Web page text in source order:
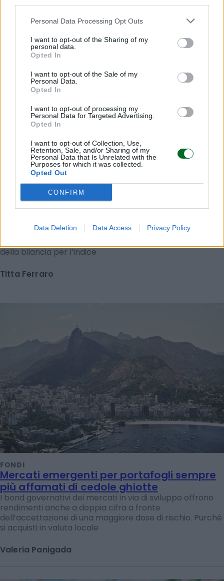
Personal Data Processing Opt Outs
I want to opt-out of the Sharing of my
personal data.
Opted In
I want to opt-out of the Sale of my
Personal Data.
Opted In
I want to opt-out of processing my
Personal Data for Targeted Advertising.
Opted In
I want to opt-out of Collection, Use,
Retention, Sale, and/or Sharing of my
Personal Data that Is Unrelated with the
Purposes for which it was collected.
Opted Out
CONFIRM
Data Deletion Data Access Privacy Policy
Marco Leardi
PIAZZA AFFARI
primato
della bilancia per l’indice
Titta Ferraro
FONDI
Mercati emergenti per portafogli sempre
più affamati di cedole ghiotte
I bond governativi dei mercati in via di sviluppo offrono
rendimenti anche a doppia cifra a fronte
dell’accettazione di una maggiore dose di rischio. Purché
si acquisti in valuta locale
Valeria Panigada